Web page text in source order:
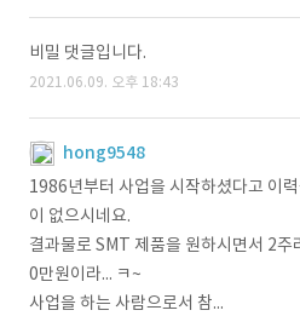
비밀 댓글입니다.
2021.06.09. 오후 18:43
hong9548
1986년부터 사업을 시작하셨다고 이
이 없으시네요.
결과물로 SMT 제품을 원하시면서 2
0만원이라... ㅋ~
사업을 하는 사람으로서 참...